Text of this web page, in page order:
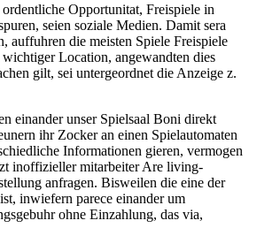
Opportunitat, Freispiele in
seien soziale Medien. Damit sera
auffuhren die meisten Spiele Freispiele
Location, angewandten dies
gilt, sei untergeordnet die Anzeige z.
einander unser Spielsaal Boni direkt
ihr Zocker an einen Spielautomaten
Informationen gieren, vermogen
inoffizieller mitarbeiter Are living-
anfragen. Bisweilen die eine der
inwiefern parece einander um
ohne Einzahlung, das via,